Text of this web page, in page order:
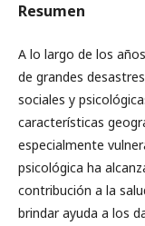
Resumen
A lo largo de los
de grandes
sociales y
características
especialmente
psicológica ha
contribución a la
brindar ayuda a los